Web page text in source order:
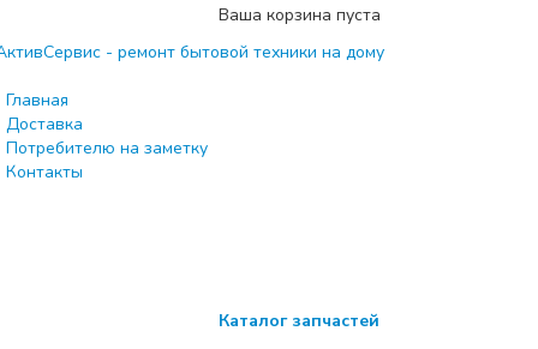
Ваша корзина пуста
Главная
Доставка
Потребителю на заметку
Контакты
Каталог запчастей